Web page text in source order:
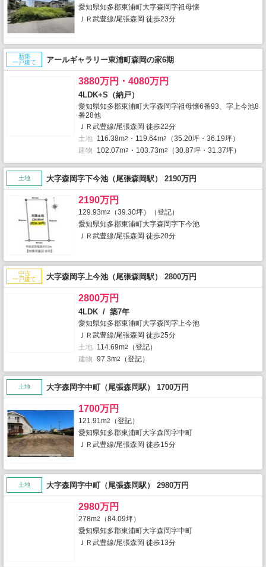
愛知県知多郡東浦町大字森岡字祖母懐
ＪＲ武豊線/尾張森岡 徒歩23分
新築
一戸建て
アールギャラリー東浦町森岡の家6期
3880万円・4080万円
4LDK+S（納戸）
愛知県知多郡東浦町大字森岡字祖母懐6番93、字上今池8
番28他
ＪＲ武豊線/尾張森岡 徒歩22分
土地 116.38m2 ・119.64m2
（35.20坪・36.19坪）
建物
102.07m2 ・103.73m2 （30.87坪・31.37坪）
土地 大字森岡字下今池（尾張森岡駅） 2190万円
2190万円
129.93m2
（39.30坪）（登記）
愛知県知多郡東浦町大字森岡字下今池
ＪＲ武豊線/尾張森岡 徒歩20分
中古
一戸建て
大字森岡字上今池（尾張森岡駅） 2800万円
2800万円
4LDK / 築7年
愛知県知多郡東浦町大字森岡字上今池
ＪＲ武豊線/尾張森岡 徒歩25分
土地 114.69m2
（登記）
建物 97.3m2 （登記）
土地 大字森岡字中町（尾張森岡駅） 1700万円
1700万円
121.91m2
（登記）
愛知県知多郡東浦町大字森岡字中町
ＪＲ武豊線/尾張森岡 徒歩15分
土地 大字森岡字中町（尾張森岡駅） 2980万円
2980万円
278m2
（84.09坪）
愛知県知多郡東浦町大字森岡字中町
ＪＲ武豊線/尾張森岡 徒歩13分